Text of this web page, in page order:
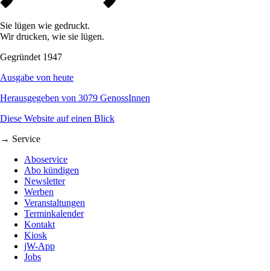
Sie lügen wie gedruckt.
Wir drucken, wie sie lügen.
Gegründet 1947
Ausgabe von heute
Herausgegeben von 3079 GenossInnen
Diese Website auf einen Blick
→ Service
Aboservice
Abo kündigen
Newsletter
Werben
Veranstaltungen
Terminkalender
Kontakt
Kiosk
jW-App
Jobs